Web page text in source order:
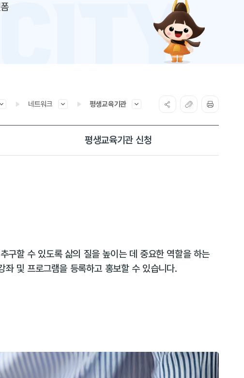
네트워크 평생교육기관
평생교육기관 신청
구할 수 있도록 삶의 질을 높이는 데 중요한 역할을 하는
좌 및 프로그램을 등록하고 홍보할 수 있습니다.